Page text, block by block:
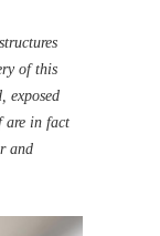
of this
exposed
are in fact
and